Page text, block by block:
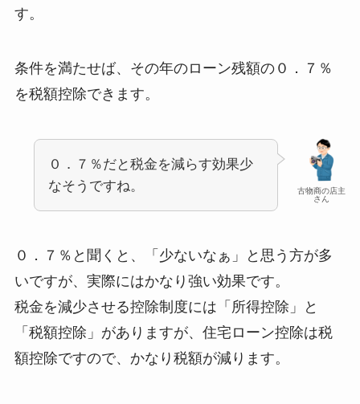
す。
条件を満たせば、その年のローン残額の０．７％
を税額控除できます。
古物商の店主
さん
０．７％だと税金を減らす効果少
なそうですね。
０．７％と聞くと、「少ないなぁ」と思う方が多
いですが、実際にはかなり強い効果です。
税金を減少させる控除制度には「所得控除」と
「税額控除」がありますが、住宅ローン控除は税
額控除ですので、かなり税額が減ります。